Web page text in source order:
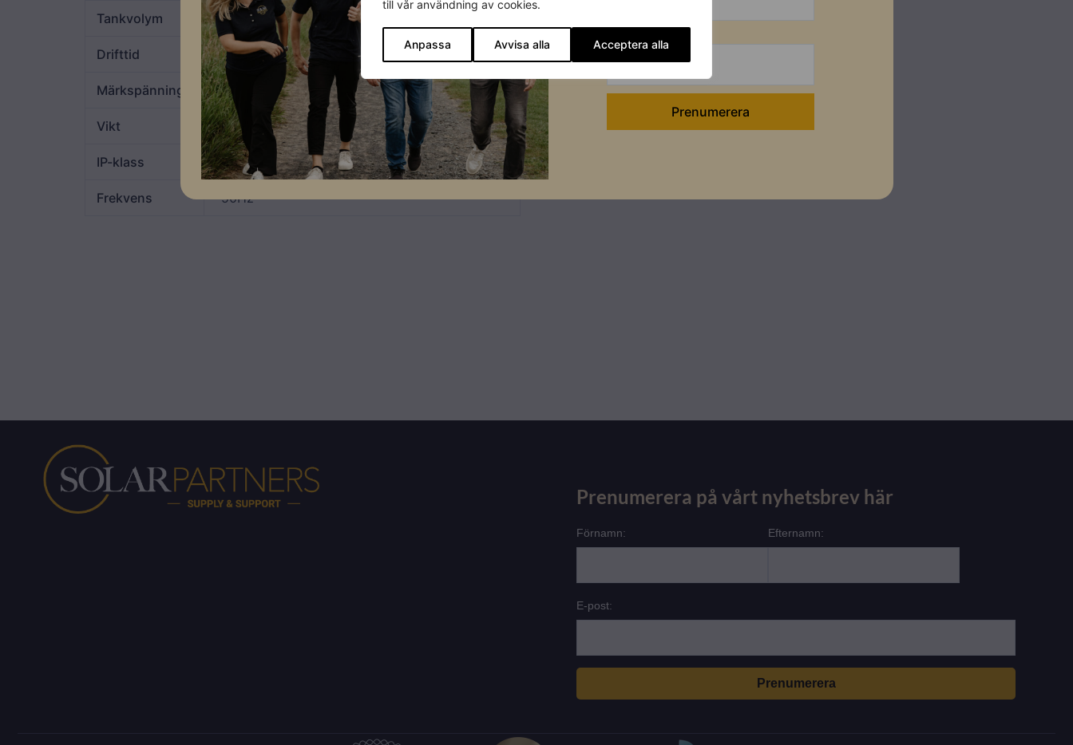
till vår användning av cookies.
Anpassa Avvisa alla Acceptera alla
Tankvolym 11L
Drifttid ~5h
Märkspänning 230V
Vikt 76kg
IP-klass IP54
Frekvens 50Hz
Prenumerera på vårt nyhetsbrev här
Förnamn: Efternamn:
E-post:
Efternamn